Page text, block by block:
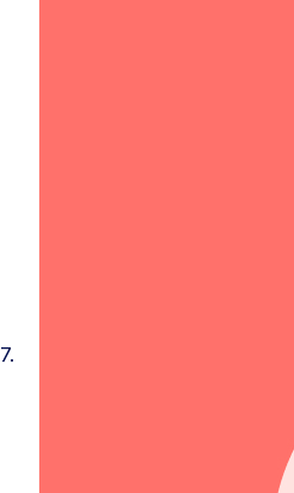
7.